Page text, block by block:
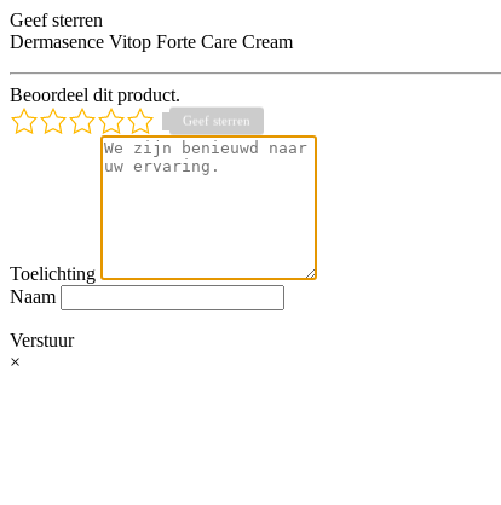
Geef sterren
Dermasence Vitop Forte Care Cream
Beoordeel dit product.
Toelichting
Naam
Verstuur
×